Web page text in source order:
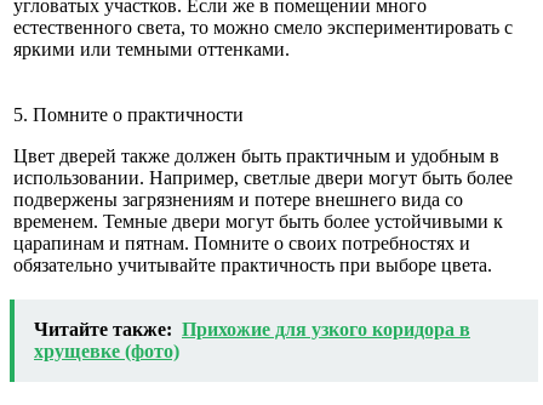
угловатых участков. Если же в помещении много
естественного света, то можно смело экспериментировать с
яркими или темными оттенками.
5. Помните о практичности
Цвет дверей также должен быть практичным и удобным в
использовании. Например, светлые двери могут быть более
подвержены загрязнениям и потере внешнего вида со
временем. Темные двери могут быть более устойчивыми к
царапинам и пятнам. Помните о своих потребностях и
обязательно учитывайте практичность при выборе цвета.
Читайте также: Прихожие для узкого коридора в
хрущевке (фото)